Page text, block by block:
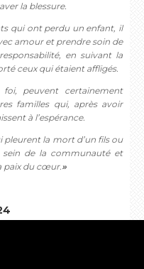
la blessure.
qui ont perdu un enfant, il
amour et prendre soin de
en suivant la
ceux qui étaient affligés.
peuvent certainement
familles qui, après avoir
à l’espérance.
pleurent la mort d’un fils ou
de la communauté et
paix du cœur.»